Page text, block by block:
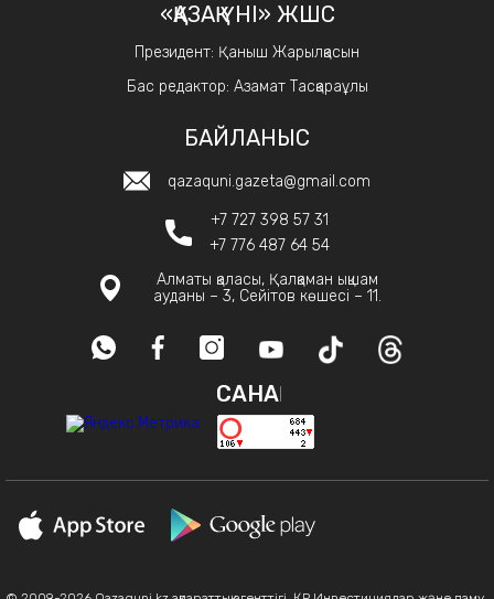
«ҚАЗАҚ ҮНІ» ЖШС
Президент: Қаныш Жарылқасын
Бас редактор: Азамат Тасқараұлы
БАЙЛАНЫС
qazaquni.gazeta@gmail.com
+7 727 398 57 31
+7 776 487 64 54
Алматы қаласы, Қалқаман ықшам
ауданы – 3, Сейітов көшесі – 11.
САНАҚ